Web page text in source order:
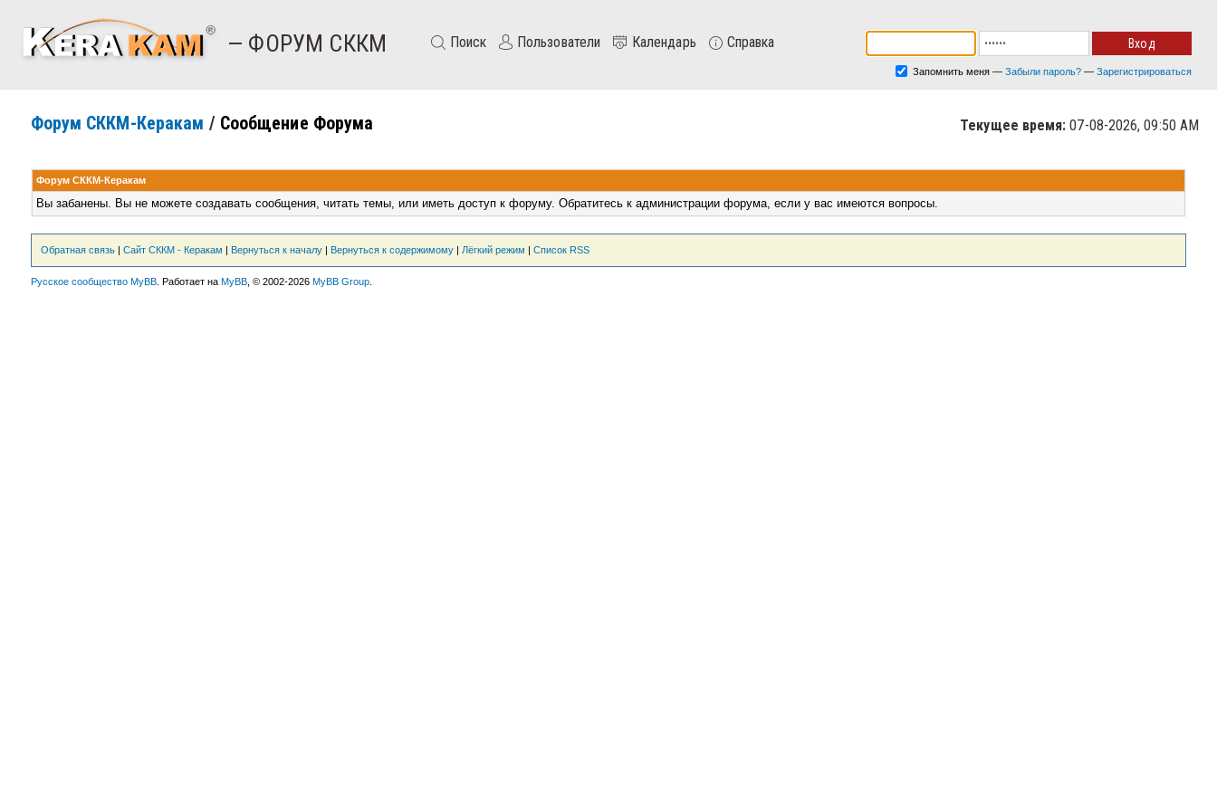
— ФОРУМ СККМ Поиск Пользователи Календарь Справка
Запомнить меня — Забыли пароль? — Зарегистрироваться
Текущее время: 07-08-2026, 09:50 AM
Форум СККМ-Керакам / Сообщение Форума
Форум СККМ-Керакам
Вы забанены. Вы не можете создавать сообщения, читать темы, или иметь доступ к форуму. Обратитесь к администрации форума, если у вас имеются вопросы.
Обратная связь| Сайт СККМ - Керакам | Вернуться к началу| Вернуться к содержимому| Лёгкий режим | Список RSS
Русское сообщество MyBB. Работает на MyBB, © 2002-2026 MyBB Group.